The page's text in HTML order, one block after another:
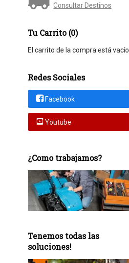
Consultar Destinos
Tu Carrito (0)
El carrito de la compra está vacío
Redes Sociales
Facebook
Youtube
¿Como trabajamos?
Tenemos todas las
soluciones!